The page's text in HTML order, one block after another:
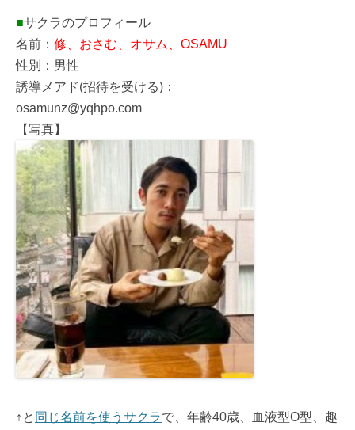
■サクラのプロフィール
名前： 修、おさむ、オサム、OSAMU
性別：男性
誘導メアド(招待を受ける)：
osamunz@yqhpo.com
【写真】
↑と 同じ名前を使うサクラで、年齢40歳、血液型O型、趣